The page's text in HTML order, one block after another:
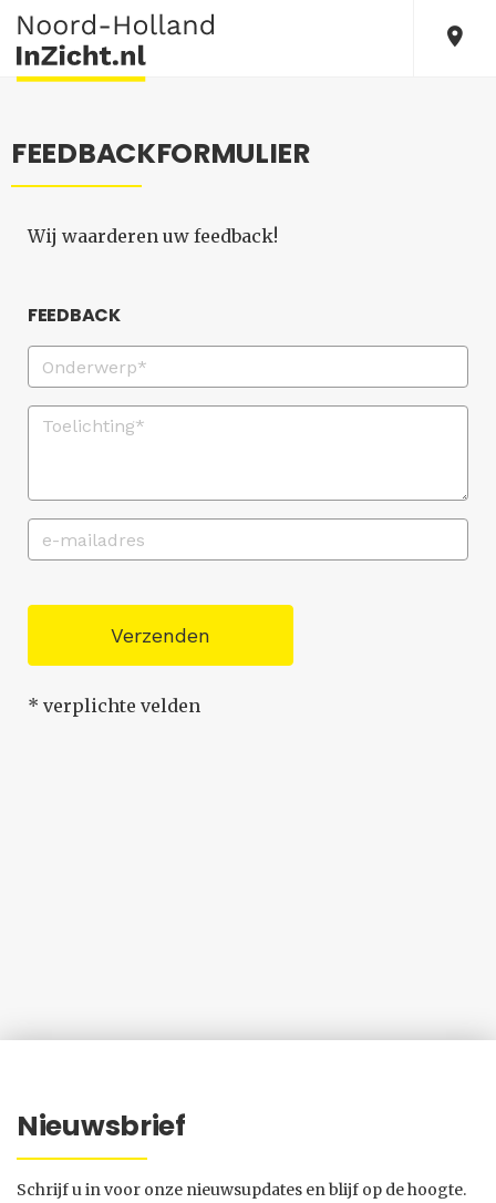
FEEDBACKFORMULIER
Wij waarderen uw feedback!
FEEDBACK
Verzenden
* verplichte velden
Nieuwsbrief
Schrijf u in voor onze nieuwsupdates en blijf op de hoogte.